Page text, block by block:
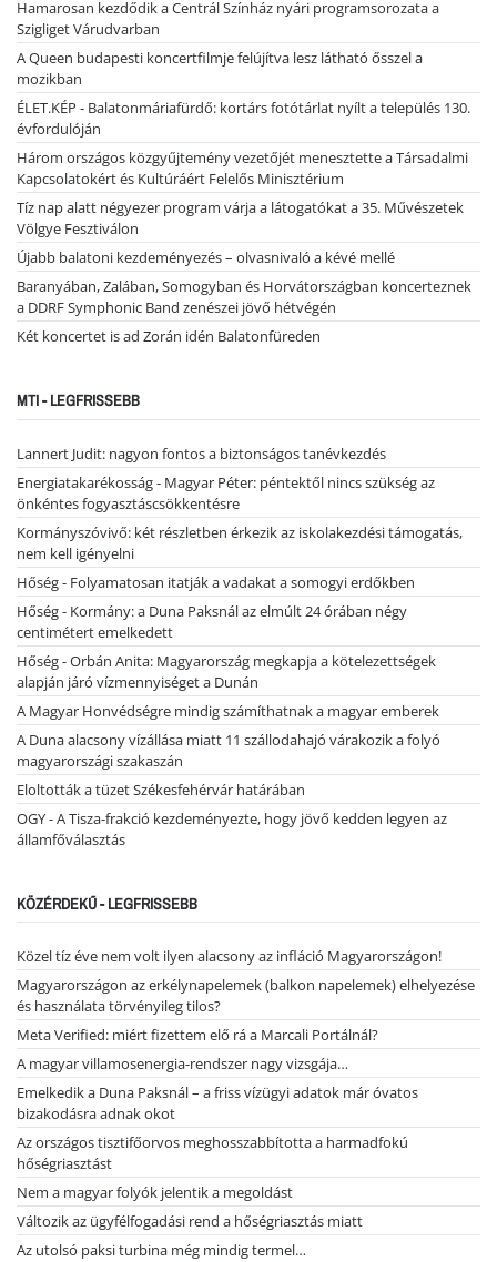
Hamarosan kezdődik a Centrál Színház nyári programsorozata a
Szigliget Várudvarban
A Queen budapesti koncertfilmje felújítva lesz látható ősszel a
mozikban
ÉLET.KÉP - Balatonmáriafürdő: kortárs fotótárlat nyílt a település 130.
évfordulóján
Három országos közgyűjtemény vezetőjét menesztette a Társadalmi
Kapcsolatokért és Kultúráért Felelős Minisztérium
Tíz nap alatt négyezer program várja a látogatókat a 35. Művészetek
Völgye Fesztiválon
Újabb balatoni kezdeményezés – olvasnivaló a kévé mellé
Baranyában, Zalában, Somogyban és Horvátországban koncerteznek
a DDRF Symphonic Band zenészei jövő hétvégén
Két koncertet is ad Zorán idén Balatonfüreden
MTI - LEGFRISSEBB
Lannert Judit: nagyon fontos a biztonságos tanévkezdés
Energiatakarékosság - Magyar Péter: péntektől nincs szükség az
önkéntes fogyasztáscsökkentésre
Kormányszóvivő: két részletben érkezik az iskolakezdési támogatás,
nem kell igényelni
Hőség - Folyamatosan itatják a vadakat a somogyi erdőkben
Hőség - Kormány: a Duna Paksnál az elmúlt 24 órában négy
centimétert emelkedett
Hőség - Orbán Anita: Magyarország megkapja a kötelezettségek
alapján járó vízmennyiséget a Dunán
A Magyar Honvédségre mindig számíthatnak a magyar emberek
A Duna alacsony vízállása miatt 11 szállodahajó várakozik a folyó
magyarországi szakaszán
Eloltották a tüzet Székesfehérvár határában
OGY - A Tisza-frakció kezdeményezte, hogy jövő kedden legyen az
államfőválasztás
KÖZÉRDEKŰ - LEGFRISSEBB
Közel tíz éve nem volt ilyen alacsony az infláció Magyarországon!
Magyarországon az erkélynapelemek (balkon napelemek) elhelyezése
és használata törvényileg tilos?
Meta Verified: miért fizettem elő rá a Marcali Portálnál?
A magyar villamosenergia-rendszer nagy vizsgája…
Emelkedik a Duna Paksnál – a friss vízügyi adatok már óvatos
bizakodásra adnak okot
Az országos tisztifőorvos meghosszabbította a harmadfokú
hőségriasztást
Nem a magyar folyók jelentik a megoldást
Változik az ügyfélfogadási rend a hőségriasztás miatt
Az utolsó paksi turbina még mindig termel…